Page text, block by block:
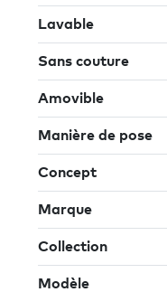
Lavable
Sans couture
Amovible
Manière de pose
Concept
Marque
Collection
Modèle